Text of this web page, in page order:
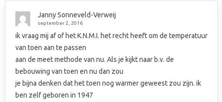
Janny Sonneveld-Verweij
september 2, 2016
ik vraag mij af of het K.N.M.I. het recht heeft om de temperatuur
van toen aan te passen
aan de meet methode van nu. Als je kijkt naar b.v. de
bebouwing van toen en nu dan zou
je bijna denken dat het toen nog warmer geweest zou zijn. ik
ben zelf geboren in 1947